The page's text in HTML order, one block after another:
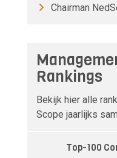
Chairman
Rankings
Bekijk hier alle
Scope jaarlijks
Top-100